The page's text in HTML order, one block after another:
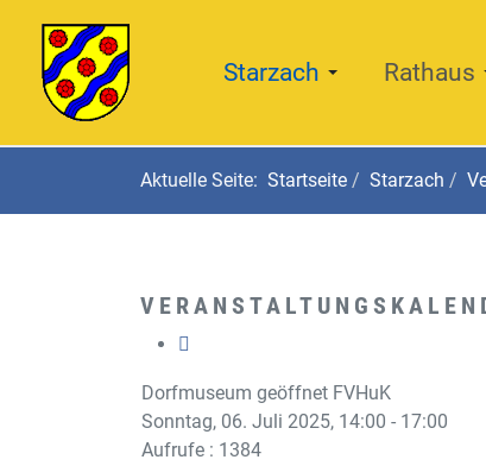
Starzach Rathaus
Aktuelle Seite: Startseite Starzach
Dorfmuseum geöffnet FVHuK
Sonntag, 06. Juli 2025, 14:00 - 17:00
Aufrufe : 1384